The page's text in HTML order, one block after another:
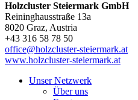
Holzcluster Steiermark GmbH
Reininghausstraße 13a
8020 Graz, Austria
+43 316 58 78 50
office@holzcluster-steiermark.at
www.holzcluster-steiermark.at
Unser Netzwerk
Über uns